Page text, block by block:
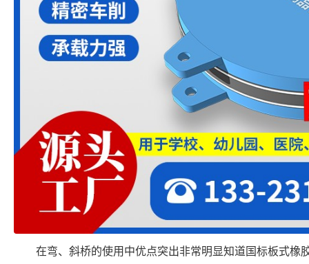
在弯、斜桥的使用中优点突出非常明显知道国标板式橡